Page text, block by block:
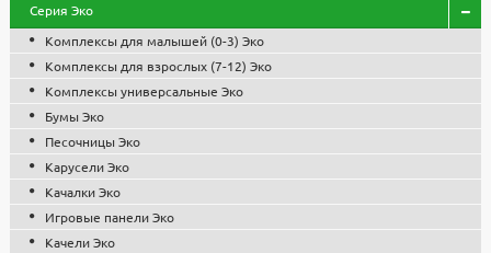
Серия Эко
Комплексы для малышей (0-3) Эко
Комплексы для взрослых (7-12) Эко
Комплексы универсальные Эко
Бумы Эко
Песочницы Эко
Карусели Эко
Качалки Эко
Игровые панели Эко
Качели Эко